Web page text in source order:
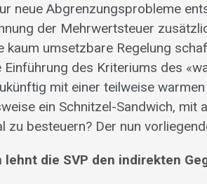
neue Abgrenzungsprobleme
der Mehrwertsteuer
kaum umsetzbare Regelung
des Kriteriums des
mit einer teilweise
ein Schnitzel-Sandwich, mit
zu besteuern? Der nun
lehnt die SVP den indirekten